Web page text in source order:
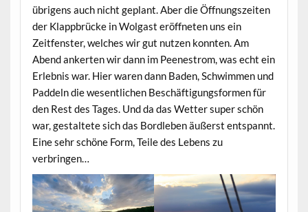
übrigens auch nicht geplant. Aber die Öffnungszeiten
der Klappbrücke in Wolgast eröffneten uns ein
Zeitfenster, welches wir gut nutzen konnten. Am
Abend ankerten wir dann im Peenestrom, was echt ein
Erlebnis war. Hier waren dann Baden, Schwimmen und
Paddeln die wesentlichen Beschäftigungsformen für
den Rest des Tages. Und da das Wetter super schön
war, gestaltete sich das Bordleben äußerst entspannt.
Eine sehr schöne Form, Teile des Lebens zu
verbringen…